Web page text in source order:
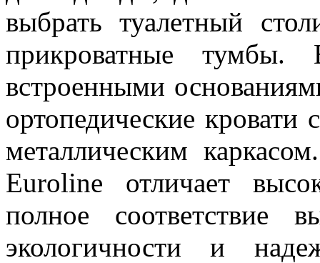
выбрать туалетный
прикроватные тумбы.
встроенными
ортопедические
металлическим
Euroline отличает
полное соответствие
экологичности и